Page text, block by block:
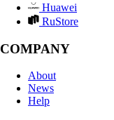
Huawei
RuStore
COMPANY
About
News
Help